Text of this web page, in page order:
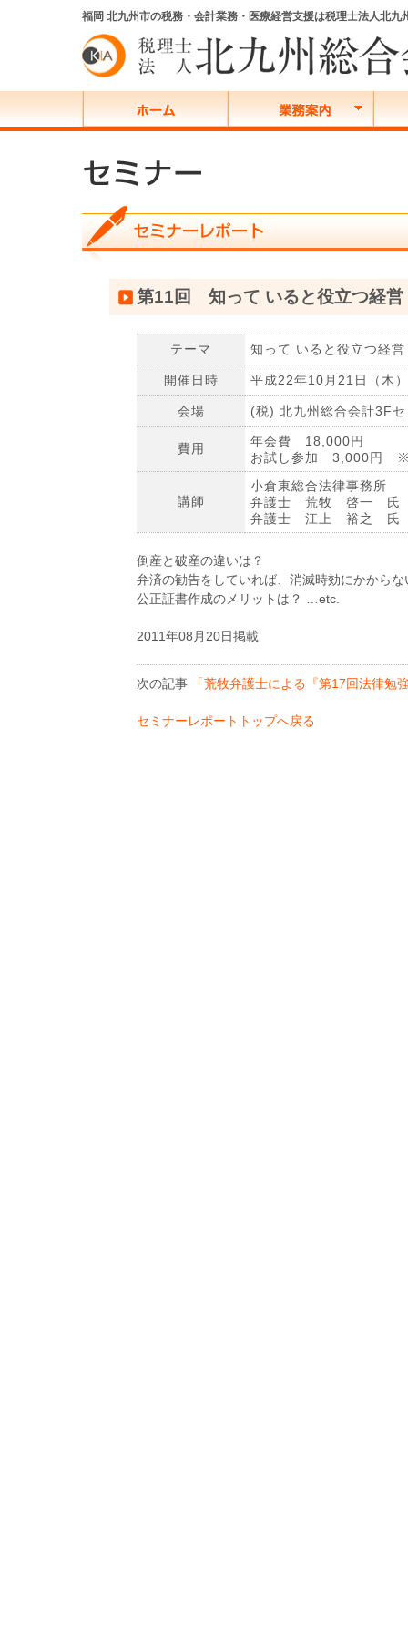
福岡 北九州市の税務・会計業務・医療経営支援は税理士法人北九
第11回 知って いると役立つ経営
テーマ 知って いると役立つ経
開催日時 平成22年10月21日（木
会場 (税) 北九州総合会計3F
費用
年会費 18,000円
お試し参加 3,000円 ※
講師
小倉東総合法律事務所
弁護士 荒牧 啓一 氏
弁護士 江上 裕之 氏
倒産と破産の違いは？
弁済の勧告をしていれば、消滅時効にかからな
公正証書作成のメリットは？ …etc.
2011年08月20日掲載
次の記事 「荒牧弁護士による『第17回法律勉
セミナーレポートトップへ戻る